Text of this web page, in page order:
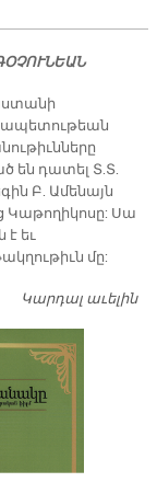
են դատել Տ.Տ.
Բ. Ամենայն
Կաթողիկոսը: Սա
է եւ
մը:
Կարդալ աւելին